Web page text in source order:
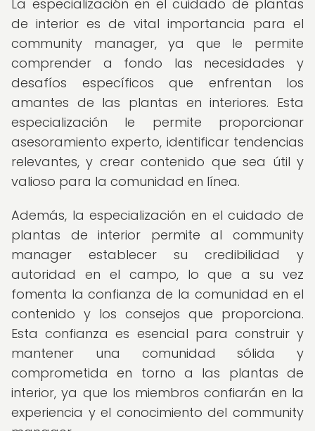
La especialización en el cuidado de plantas
de interior es de vital importancia para el
community manager, ya que le permite
comprender a fondo las necesidades y
desafíos específicos que enfrentan los
amantes de las plantas en interiores. Esta
especialización le permite proporcionar
asesoramiento experto, identificar tendencias
relevantes, y crear contenido que sea útil y
valioso para la comunidad en línea.
Además, la especialización en el cuidado de
plantas de interior permite al community
manager establecer su credibilidad y
autoridad en el campo, lo que a su vez
fomenta la confianza de la comunidad en el
contenido y los consejos que proporciona.
Esta confianza es esencial para construir y
mantener una comunidad sólida y
comprometida en torno a las plantas de
interior, ya que los miembros confiarán en la
experiencia y el conocimiento del community